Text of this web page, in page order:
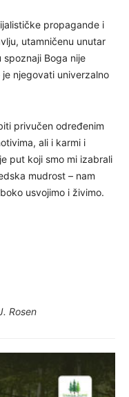
propagande i
utamničenu unutar
spoznaji Boga nije
njegovati univerzalno
privučen određenim
ali i karmi i
put koji smo mi izabrali
mudrost – nam
usvojimo i živimo.
Rosen